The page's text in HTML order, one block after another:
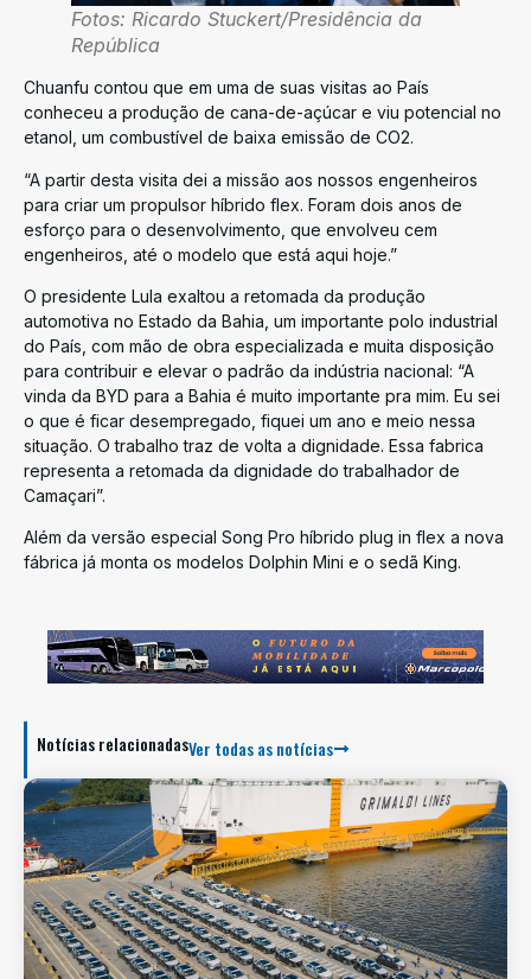
Fotos: Ricardo Stuckert/Presidência da
República
Chuanfu contou que em uma de suas visitas ao País
conheceu a produção de cana-de-açúcar e viu potencial no
etanol, um combustível de baixa emissão de CO2.
“A partir desta visita dei a missão aos nossos engenheiros
para criar um propulsor híbrido flex. Foram dois anos de
esforço para o desenvolvimento, que envolveu cem
engenheiros, até o modelo que está aqui hoje.”
O presidente Lula exaltou a retomada da produção
automotiva no Estado da Bahia, um importante polo industrial
do País, com mão de obra especializada e muita disposição
para contribuir e elevar o padrão da indústria nacional: “A
vinda da BYD para a Bahia é muito importante pra mim. Eu sei
o que é ficar desempregado, fiquei um ano e meio nessa
situação. O trabalho traz de volta a dignidade. Essa fabrica
representa a retomada da dignidade do trabalhador de
Camaçari”.
Além da versão especial Song Pro híbrido plug in flex a nova
fábrica já monta os modelos Dolphin Mini e o sedã King.
Notícias relacionadasVer todas as notícias